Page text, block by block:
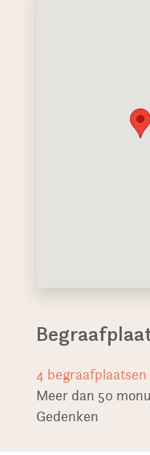
4 begraafplaatsen
Meer dan 50
Gedenken